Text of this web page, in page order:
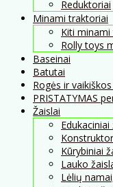
Reduktoriai
Minami traktoriai
Kiti
Rolly toys
Baseinai
Batutai
Rogės ir
PRISTATYMAS
Žaislai
Edukaciniai
Kūrybiniai
Lauko
Lėlių